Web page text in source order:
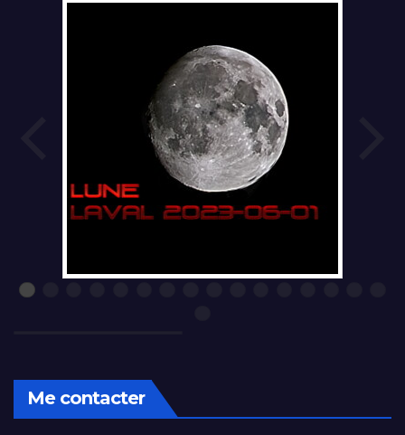
Me contacter